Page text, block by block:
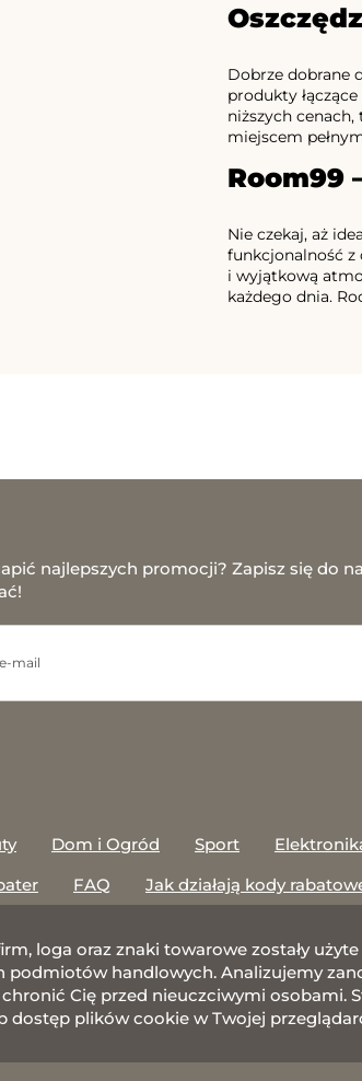
Dobrze dobrane
produkty
niższych
miejscem
Room99
Nie czekaj, aż
funkcjonalność z
i wyjątkową
każdego dnia.
najlepszych promocji? Zapisz się do
Dom i Ogród Sport
FAQ Jak działają kody
loga oraz znaki towarowe zostały
podmiotów handlowych. Analizujemy
Cię przed nieuczciwymi osobami.
dostęp plików cookie w Twojej